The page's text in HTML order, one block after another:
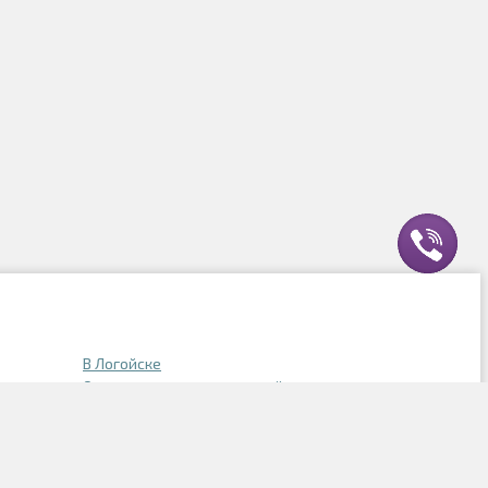
В Логойске
Однокомнатные с отделкой